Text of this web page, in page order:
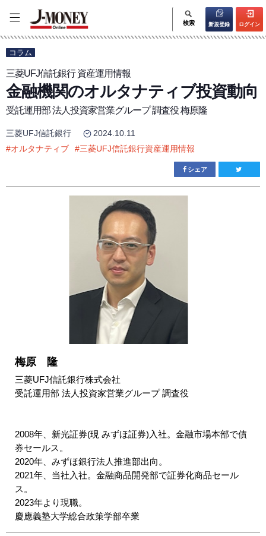
検索 新規登録 ログイン
コラム
三菱UFJ信託銀行 資産運用情報
金融機関のオルタナティブ投資動向
受託運用部 法人投資家営業グループ 調査役 梅原隆
三菱UFJ信託銀行
2024.10.11
#オルタナティブ #三菱UFJ信託銀行資産運用情報
シェア
梅原 隆
三菱UFJ信託銀行株式会社
受託運用部 法人投資家営業グループ 調査役
2008年、新光証券(現 みずほ証券)入社。金融市場本部で債
券セールス。
2020年、みずほ銀行法人推進部出向。
2021年、当社入社。金融商品開発部で証券化商品セール
ス。
2023年より現職。
慶應義塾大学総合政策学部卒業